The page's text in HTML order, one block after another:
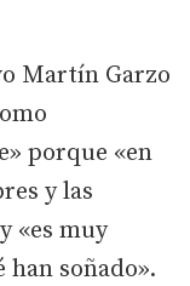
Martín Garzo
porque «en
y las
«es muy
han soñado».